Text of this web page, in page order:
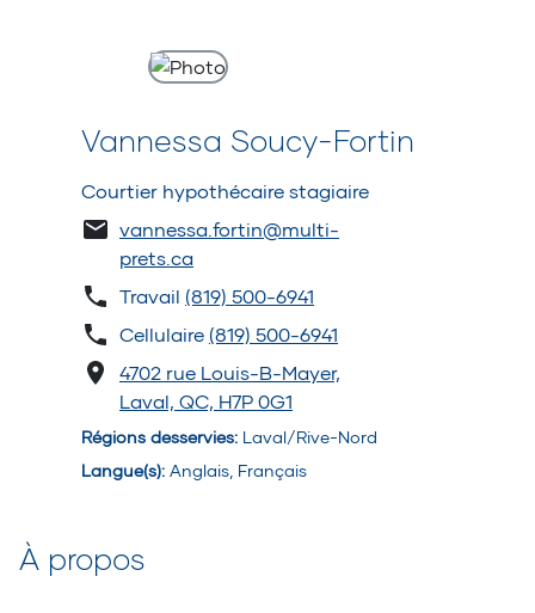
Vannessa Soucy-Fortin
Courtier hypothécaire stagiaire
vannessa.fortin@multi-
prets.ca
Travail (819) 500-6941
Cellulaire (819) 500-6941
4702 rue Louis-B-Mayer,
Laval, QC, H7P 0G1
Régions desservies: Laval/Rive-Nord
Langue(s): Anglais, Français
À propos